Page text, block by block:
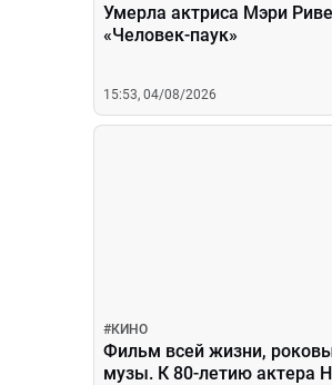
Умерла актриса Мэри
«Человек-паук»
15:53, 04/08/2026
#КИНО
Фильм всей жизни,
музы. К 80-летию актера